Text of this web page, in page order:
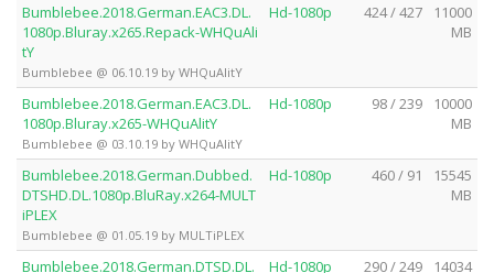
Bumblebee.2018.German.EAC3.DL.
1080p.Bluray.x265.Repack-WHQuAli
tY
Bumblebee @ 06.10.19 by WHQuAlitY
Hd-1080p 424 / 427
11000
MB
Bumblebee.2018.German.EAC3.DL.
1080p.Bluray.x265-WHQuAlitY
Bumblebee @ 03.10.19 by WHQuAlitY
Hd-1080p 98 / 239
10000
MB
Bumblebee.2018.German.Dubbed.
DTSHD.DL.1080p.BluRay.x264-MULT
iPLEX
Bumblebee @ 01.05.19 by MULTiPLEX
Hd-1080p 460 / 91
15545
MB
Bumblebee.2018.German.DTSD.DL. Hd-1080p 290 / 249 14034